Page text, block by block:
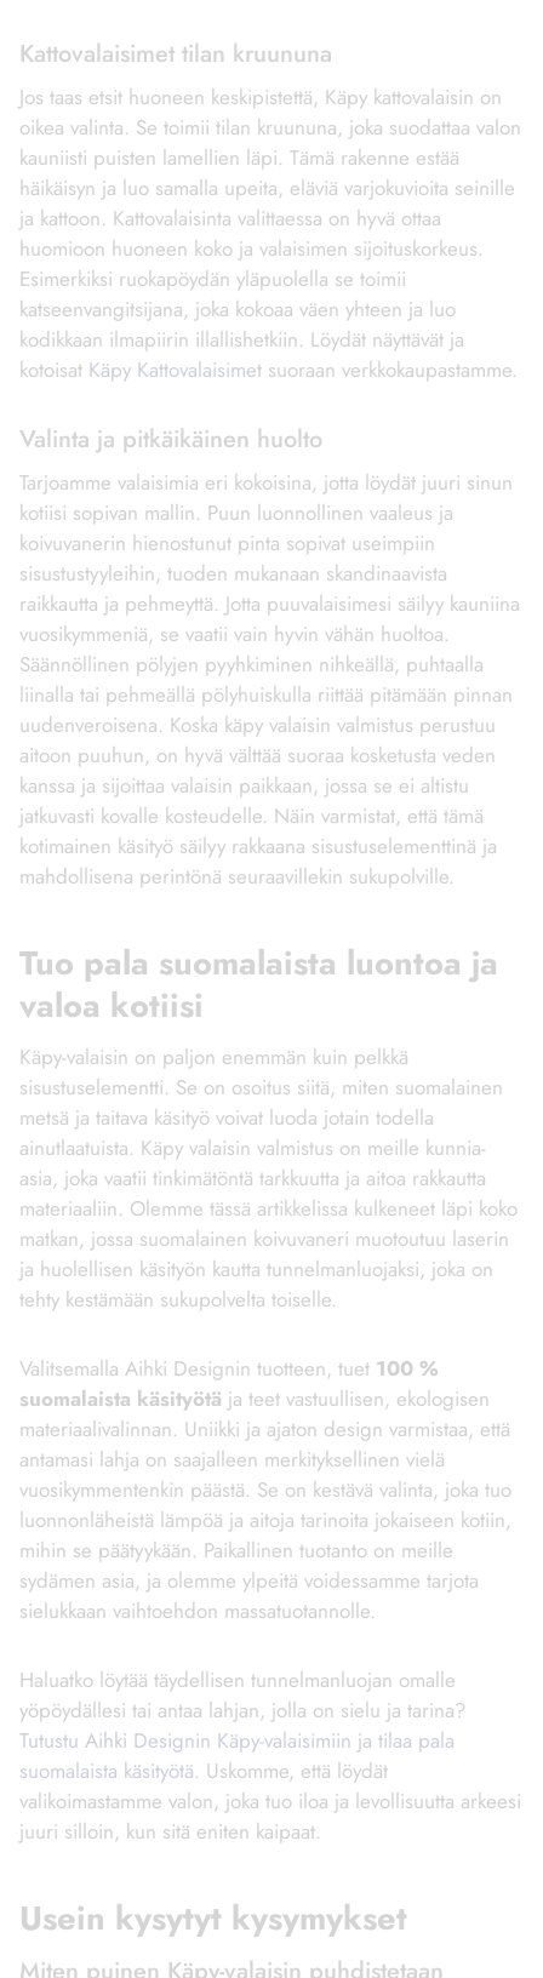
Kattovalaisimet tilan kruununa
Jos taas etsit huoneen keskipistettä, Käpy kattovalaisin on
oikea valinta. Se toimii tilan kruununa, joka suodattaa valon
kauniisti puisten lamellien läpi. Tämä rakenne estää
häikäisyn ja luo samalla upeita, eläviä varjokuvioita seinille
ja kattoon. Kattovalaisinta valittaessa on hyvä ottaa
huomioon huoneen koko ja valaisimen sijoituskorkeus.
Esimerkiksi ruokapöydän yläpuolella se toimii
katseenvangitsijana, joka kokoaa väen yhteen ja luo
kodikkaan ilmapiirin illallishetkiin. Löydät näyttävät ja
kotoisat Käpy Kattovalaisimet suoraan verkkokaupastamme.
Valinta ja pitkäikäinen huolto
Tarjoamme valaisimia eri kokoisina, jotta löydät juuri sinun
kotiisi sopivan mallin. Puun luonnollinen vaaleus ja
koivuvanerin hienostunut pinta sopivat useimpiin
sisustustyyleihin, tuoden mukanaan skandinaavista
raikkautta ja pehmeyttä. Jotta puuvalaisimesi säilyy kauniina
vuosikymmeniä, se vaatii vain hyvin vähän huoltoa.
Säännöllinen pölyjen pyyhkiminen nihkeällä, puhtaalla
liinalla tai pehmeällä pölyhuiskulla riittää pitämään pinnan
uudenveroisena. Koska käpy valaisin valmistus perustuu
aitoon puuhun, on hyvä välttää suoraa kosketusta veden
kanssa ja sijoittaa valaisin paikkaan, jossa se ei altistu
jatkuvasti kovalle kosteudelle. Näin varmistat, että tämä
kotimainen käsityö säilyy rakkaana sisustuselementtinä ja
mahdollisena perintönä seuraavillekin sukupolville.
Tuo pala suomalaista luontoa ja
valoa kotiisi
Käpy-valaisin on paljon enemmän kuin pelkkä
sisustuselementti. Se on osoitus siitä, miten suomalainen
metsä ja taitava käsityö voivat luoda jotain todella
ainutlaatuista. Käpy valaisin valmistus on meille kunnia-
asia, joka vaatii tinkimätöntä tarkkuutta ja aitoa rakkautta
materiaaliin. Olemme tässä artikkelissa kulkeneet läpi koko
matkan, jossa suomalainen koivuvaneri muotoutuu laserin
ja huolellisen käsityön kautta tunnelmanluojaksi, joka on
tehty kestämään sukupolvelta toiselle.
Valitsemalla Aihki Designin tuotteen, tuet 100 %
suomalaista käsityötä ja teet vastuullisen, ekologisen
materiaalivalinnan. Uniikki ja ajaton design varmistaa, että
antamasi lahja on saajalleen merkityksellinen vielä
vuosikymmentenkin päästä. Se on kestävä valinta, joka tuo
luonnonläheistä lämpöä ja aitoja tarinoita jokaiseen kotiin,
mihin se päätyykään. Paikallinen tuotanto on meille
sydämen asia, ja olemme ylpeitä voidessamme tarjota
sielukkaan vaihtoehdon massatuotannolle.
Haluatko löytää täydellisen tunnelmanluojan omalle
yöpöydällesi tai antaa lahjan, jolla on sielu ja tarina?
Tutustu Aihki Designin Käpy-valaisimiin ja tilaa pala
suomalaista käsityötä. Uskomme, että löydät
valikoimastamme valon, joka tuo iloa ja levollisuutta arkeesi
juuri silloin, kun sitä eniten kaipaat.
Usein kysytyt kysymykset
Miten puinen Käpy-valaisin puhdistetaan